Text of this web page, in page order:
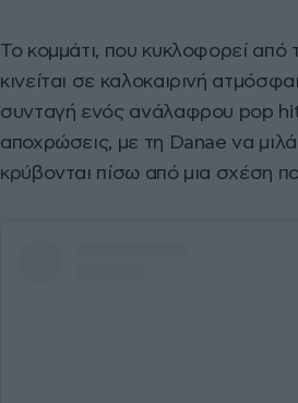
Το κομμάτι, που κυκλοφορεί
κινείται σε καλοκαιρινή
συνταγή ενός ανάλαφρου pop
αποχρώσεις, με τη Danae να
κρύβονται πίσω από μια σχέση